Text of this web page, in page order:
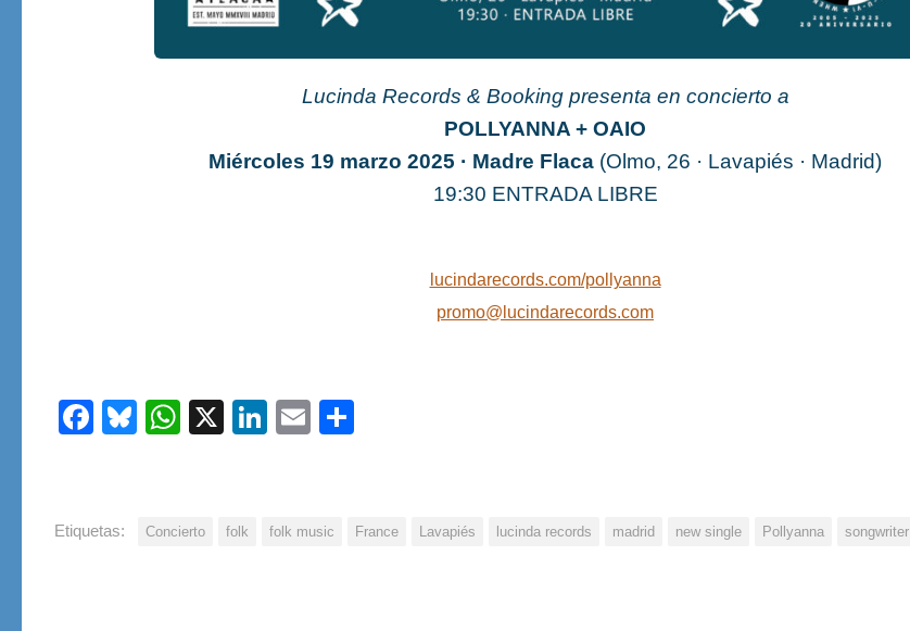
Lucinda Records & Booking presenta en concierto a
POLLYANNA + OAIO
Miércoles 19 marzo 2025 · Madre Flaca (Olmo, 26 · Lavapiés · Madrid)
19:30 ENTRADA LIBRE
lucindarecords.com/pollyanna
promo@lucindarecords.com
Facebook
Bluesky
WhatsApp
X LinkedIn
Email
Etiquetas: Concierto folk folk music France Lavapiés lucinda records madrid new single Pollyanna songwriter